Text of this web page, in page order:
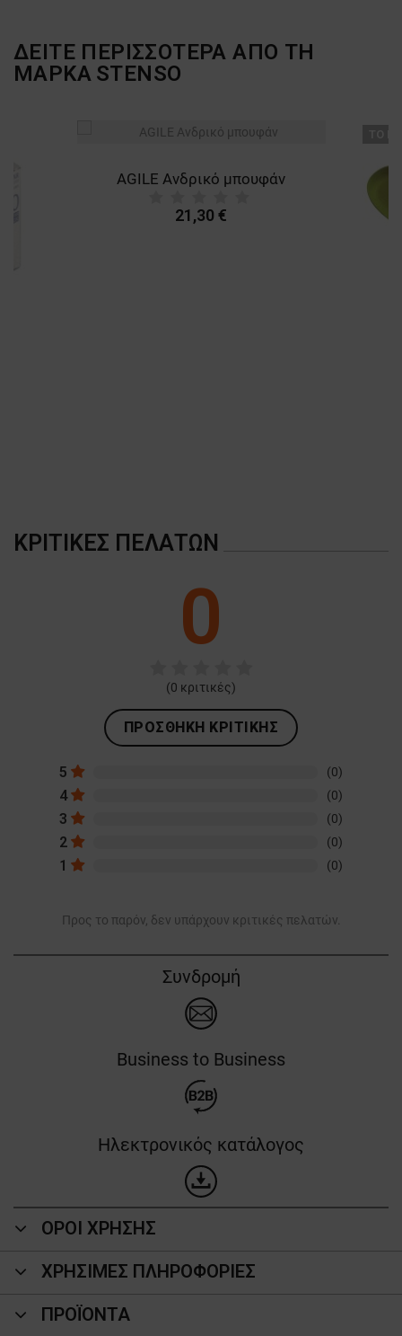
ΔΕΙΤΕ ΠΕΡΙΣΣΟΤΕΡΑ ΑΠΟ ΤΗ
ΜΑΡΚΑ STENSO
AGILE Ανδρικό μπουφάν
21,30 €
ΚΡΙΤΙΚΈΣ ΠΕΛΑΤΏΝ
0
(0 κριτικές)
ΠΡΟΣΘΉΚΗ ΚΡΙΤΙΚΉΣ
5 (0)
4 (0)
3 (0)
2 (0)
1 (0)
Προς το παρόν, δεν υπάρχουν κριτικές πελατών.
Συνδρομή
Business to Business
Ηλεκτρονικός κατάλογος
ΟΡΟΙ ΧΡΗΣΗΣ
ΧΡΗΣΙΜΕΣ ΠΛΗΡΟΦΟΡΙΕΣ
ΠΡΟΪΌΝΤΑ